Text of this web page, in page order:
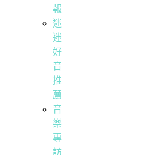
報
迷
迷
好
音
推
薦
音
樂
專
訪